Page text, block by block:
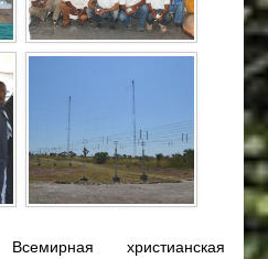
христианская